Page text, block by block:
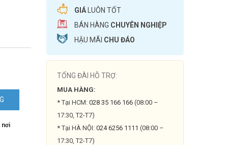
nơi
GIÁ LUÔN TỐT
BÁN HÀNG CHUYÊN NGHIỆP
HẬU MÃI CHU ĐÁO
TỔNG ĐÀI HỖ TRỢ:
MUA HÀNG:
* Tại HCM: 028 35 166 166 (08:00 –
17:30, T2-T7)
* Tại HÀ NỘI: 024 6256 1111 (08:00 –
17:30, T2-T7)